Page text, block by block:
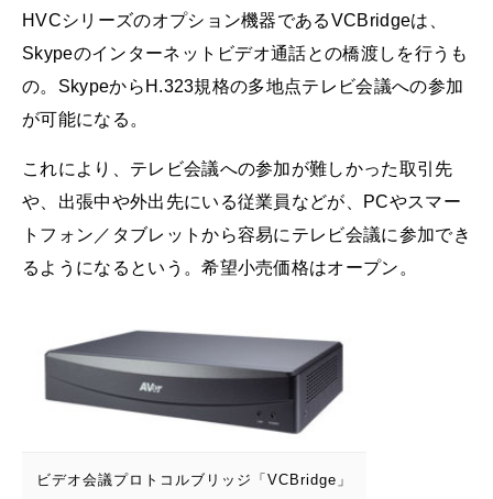
HVCシリーズのオプション機器であるVCBridgeは、
Skypeのインターネットビデオ通話との橋渡しを行うも
の。SkypeからH.323規格の多地点テレビ会議への参加
が可能になる。
これにより、テレビ会議への参加が難しかった取引先
や、出張中や外出先にいる従業員などが、PCやスマー
トフォン／タブレットから容易にテレビ会議に参加でき
るようになるという。希望小売価格はオープン。
ビデオ会議プロトコルブリッジ「VCBridge」